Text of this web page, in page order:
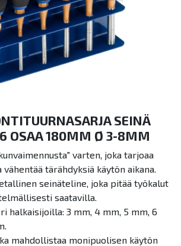
SEINÄ
OSAA 180MM Ø 3-8MM
varten, joka tarjoaa
vähentää tärähdyksiä käytön aikana.
seinäteline, joka pitää työkalut
saatavilla.
halkaisijoilla: 3 mm, 4 mm, 5 mm, 6
mahdollistaa monipuolisen käytön